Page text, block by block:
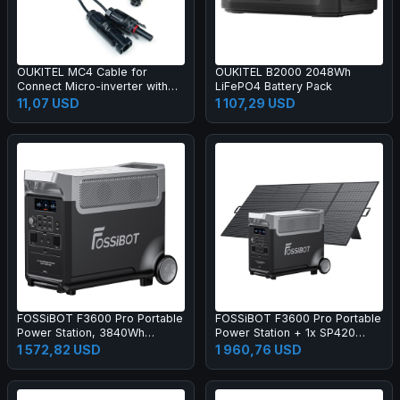
OUKITEL MC4 Cable for
Connect Micro-inverter with
the BP2000, Connecting Solar
Panels
11,07 USD
OUKITEL B2000 2048Wh
LiFePO4 Battery Pack
1 107,29 USD
FOSSiBOT F3600 Pro Portable
Power Station, 3840Wh
LiFePO4 Battery, Max.
11520Wh Expansion, 3600W
Solar Charge, 1.5h Full Charge,
1 572,82 USD
FOSSiBOT F3600 Pro Portable
Power Station + 1x SP420
420W Solar Panel
1 960,76 USD